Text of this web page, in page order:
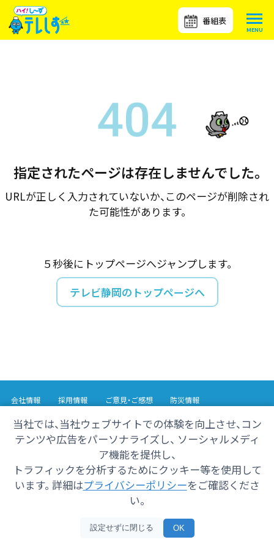
番組表
当社では、当社ウェブサイトでの体験を向上させ、コン
テンツや広告をパーソナライズし、 ソーシャルメディ
ア機能を提供し、
トラフィックを分析するためにクッキー等を使用して
います。 詳細はプライバシーポリシーをご確認くださ
い。
設定せずに閉じる OK
指定されたページは存在しませんでした。
URLが正しく入力されていないか、このページが削除され
た可能性があります。
５秒後にトップページへジャンプします。
テレビ静岡のトップページへ
会社情報 採用情報 ご意見・ご感想
防災情報
Copyright© 2025 SHIZUOKA TELECASTING Co.,Ltd.
All Rights Reserved.